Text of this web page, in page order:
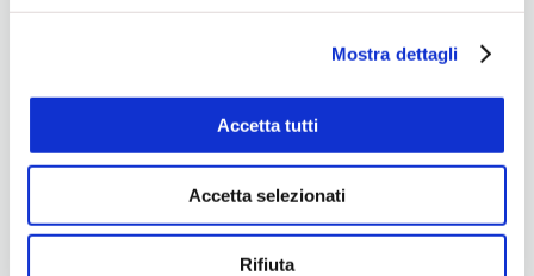
ns. Cookie Policy.
Mostra dettagli
Accetta tutti
Accetta selezionati
Rifiuta
Valle Agno
Ultime news